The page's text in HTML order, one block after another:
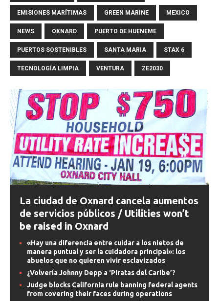
EMISIONES MARÍTIMAS GREEN MARINE MEXICO
NEWS OXNARD PUERTO DE HUENEME
PUERTOS SOSTENIBLES SANTA MARIA STAX 6
TECNOLOGÍA LIMPIA VENTURA ZE2030
La ciudad de Oxnard cancela aumentos
de servicios públicos / Utilities won’t
be raised in Oxnard
«Hay una diferencia entre cuidar a los nietos de
manera puntual y ser la cuidadora principal»: los
abuelos que no quieren vivir esclavizados
¿Volvería Johnny Depp a ‘Piratas del Caribe’?
Judge blocks California rule banning federal agents
from covering their faces during operations